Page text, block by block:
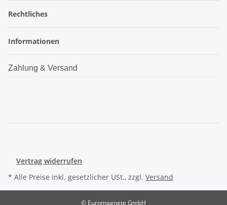
Rechtliches
Informationen
Zahlung & Versand
Vertrag widerrufen
* Alle Preise inkl. gesetzlicher USt., zzgl. Versand
© Euromagnete GmbH